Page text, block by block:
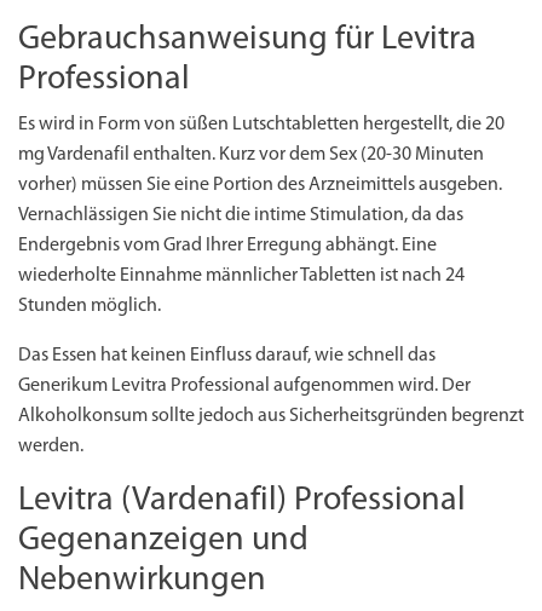
Gebrauchsanweisung für Levitra
Professional
Es wird in Form von süßen Lutschtabletten hergestellt, die 20
mg Vardenafil enthalten. Kurz vor dem Sex (20-30 Minuten
vorher) müssen Sie eine Portion des Arzneimittels ausgeben.
Vernachlässigen Sie nicht die intime Stimulation, da das
Endergebnis vom Grad Ihrer Erregung abhängt. Eine
wiederholte Einnahme männlicher Tabletten ist nach 24
Stunden möglich.
Das Essen hat keinen Einfluss darauf, wie schnell das
Generikum Levitra Professional aufgenommen wird. Der
Alkoholkonsum sollte jedoch aus Sicherheitsgründen begrenzt
werden.
Levitra (Vardenafil) Professional
Gegenanzeigen und
Nebenwirkungen